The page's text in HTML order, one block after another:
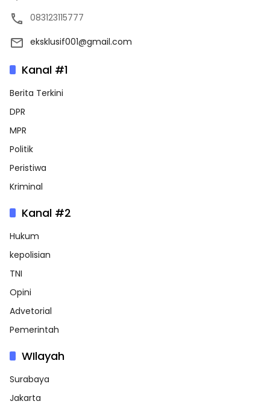
083123115777
eksklusif001@gmail.com
Kanal #1
Berita Terkini
DPR
MPR
Politik
Peristiwa
Kriminal
Kanal #2
Hukum
kepolisian
TNI
Opini
Advetorial
Pemerintah
WIlayah
Surabaya
Jakarta